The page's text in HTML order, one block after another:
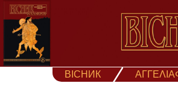
Skip
content
ВІСНИК